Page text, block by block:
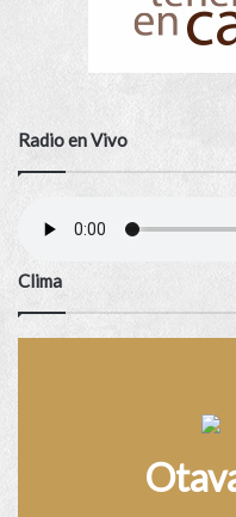
Radio en Vivo
Clima